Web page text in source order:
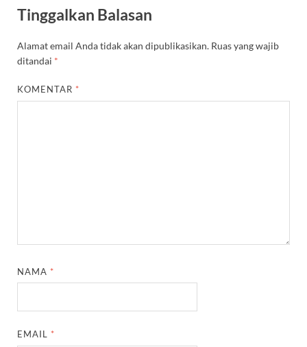
Tinggalkan Balasan
Alamat email Anda tidak akan dipublikasikan. Ruas yang wajib
ditandai *
KOMENTAR *
NAMA *
EMAIL *